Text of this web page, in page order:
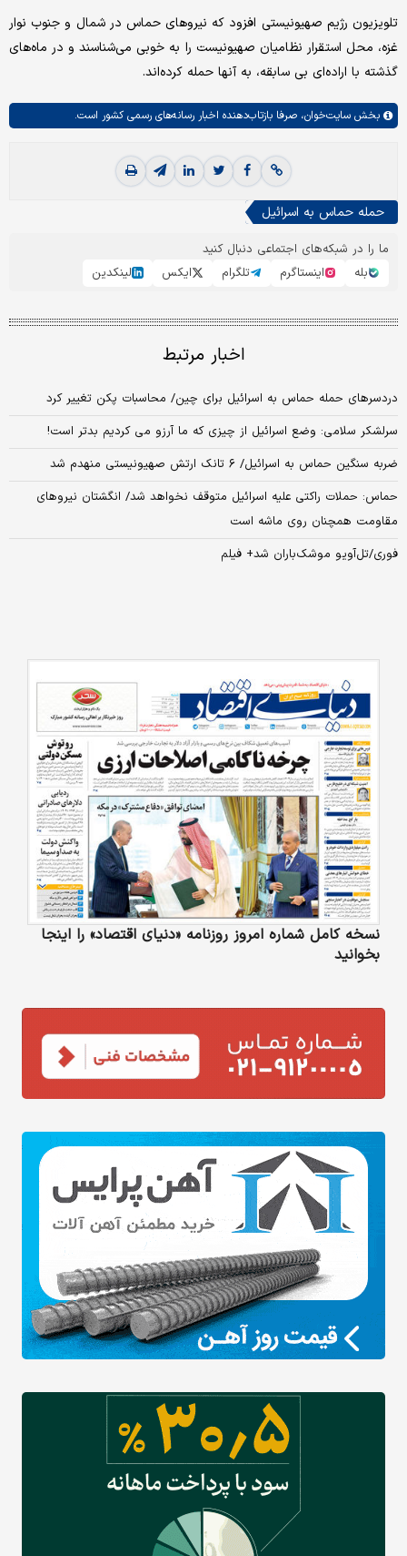
تلویزیون رژیم صهیونیستی افزود که نیروهای حماس در شمال و جنوب نوار
غزه، محل استقرار نظامیان صهیونیست را به خوبی می‌شناسند و در ماه‌های
گذشته با اراده‌ای بی سابقه، به آنها حمله کرده‌اند.
بخش سایت‌خوان، صرفا بازتاب‌دهنده اخبار رسانه‌های رسمی کشور است.
حمله حماس به اسرائیل
ما را در شبکه‌های اجتماعی دنبال کنید
بله
اینستاگرم تلگرام ایکس لینکدین
اخبار مرتبط
دردسرهای حمله حماس به اسرائیل برای چین/ محاسبات پکن تغییر کرد
سرلشکر سلامی: وضع اسرائیل از چیزی که ما آرزو می کردیم بدتر است!
ضربه سنگین حماس به اسرائیل/ ۶ تانک ارتش صهیونیستی منهدم شد
حماس: حملات راکتی علیه اسرائیل متوقف نخواهد شد/ انگشتان نیروهای
مقاومت همچنان روی ماشه است
فوری/تل‌آویو موشک‌باران شد+ فیلم
نسخه کامل شماره امروز روزنامه «دنیای‌ اقتصاد» را اینجا
بخوانید